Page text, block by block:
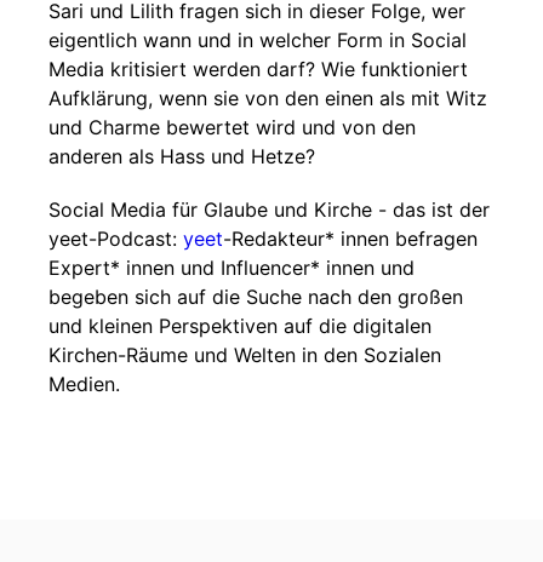
Sari und Lilith fragen sich in dieser Folge, wer
eigentlich wann und in welcher Form in Social
Media kritisiert werden darf? Wie funktioniert
Aufklärung, wenn sie von den einen als mit Witz
und Charme bewertet wird und von den
anderen als Hass und Hetze?
Social Media für Glaube und Kirche - das ist der
yeet-Podcast: yeet-Redakteur* innen befragen
Expert* innen und Influencer* innen und
begeben sich auf die Suche nach den großen
und kleinen Perspektiven auf die digitalen
Kirchen-Räume und Welten in den Sozialen
Medien.